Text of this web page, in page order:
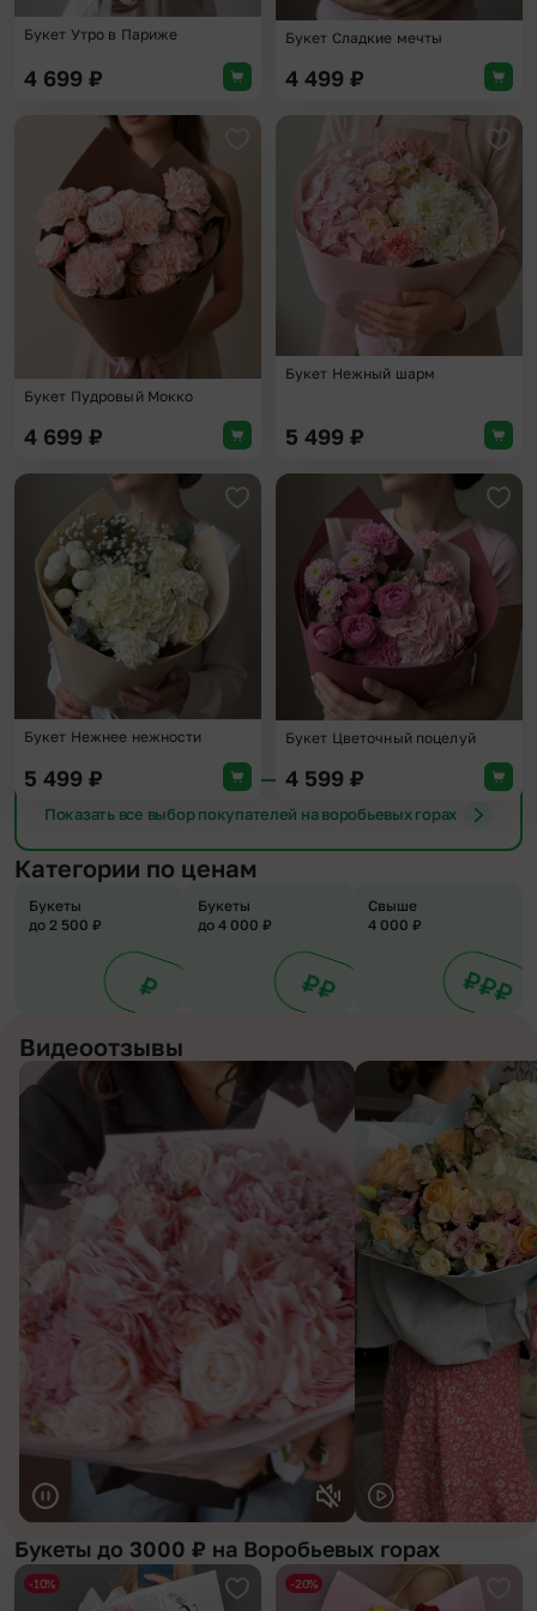
Букет Утро в Париже
4 699 ₽
Букет Сладкие мечты
4 499 ₽
Добавить в избранное
Букет Пудровый Мокко
4 699 ₽
Букет Нежный шарм
5 499 ₽
Добавить в избранное
Букет Нежнее нежности
5 499 ₽
Букет Цветочный поцелуй
4 599 ₽
Показать все выбор покупателей на воробьевых горах
Категории по ценам
Букеты
до 2 500 ₽
Букеты
до 4 000 ₽
Свыше
4 000 ₽
Видеоотзывы
Букеты до 3000 ₽ на Воробьевых горах
-10% -20%